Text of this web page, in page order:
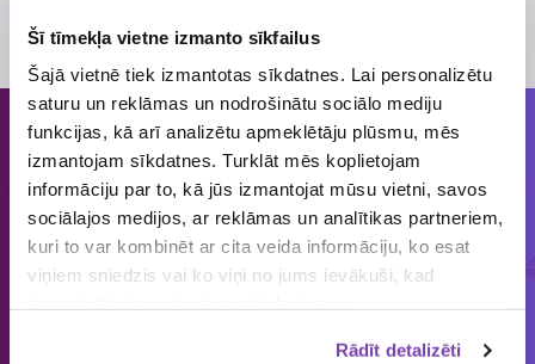
Šī tīmekļa vietne izmanto sīkfailus
Šajā vietnē tiek izmantotas sīkdatnes. Lai personalizētu
saturu un reklāmas un nodrošinātu sociālo mediju
funkcijas, kā arī analizētu apmeklētāju plūsmu, mēs
izmantojam sīkdatnes. Turklāt mēs koplietojam
informāciju par to, kā jūs izmantojat mūsu vietni, savos
sociālajos medijos, ar reklāmas un analītikas partneriem,
kuri to var kombinēt ar cita veida informāciju, ko esat
viņiem sniedzis vai ko viņi no jums ievākuši, kad
Rādīt detalizēti
Loterijas periods3. februāris, 2015- 20. februāris
Cilvēkiem patīk piedalīties loterijās
un mums tās organizēt!
1858 149 643
IZSNIEDZĀM
4 545 034